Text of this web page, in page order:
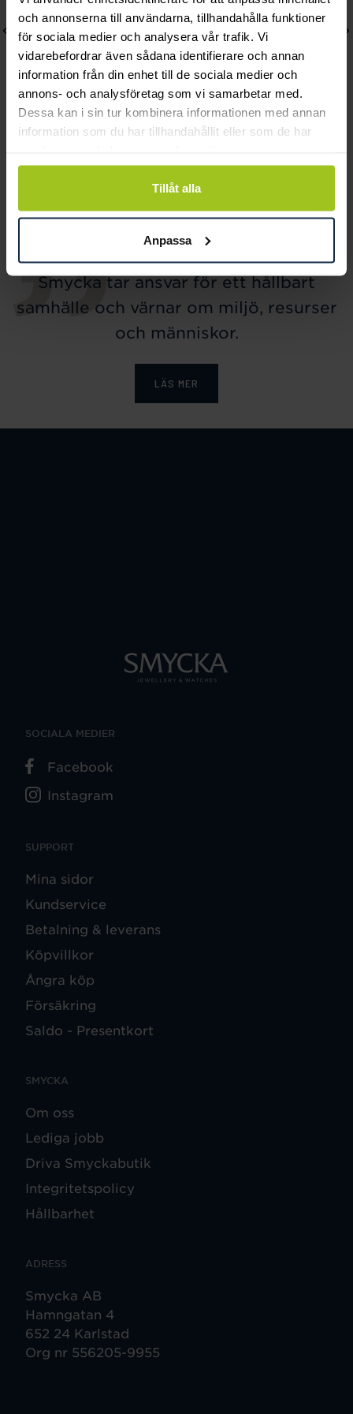
och annonserna till användarna, tillhandahålla funktioner
för sociala medier och analysera vår trafik. Vi
vidarebefordrar även sådana identifierare och annan
information från din enhet till de sociala medier och
annons- och analysföretag som vi samarbetar med.
Dessa kan i sin tur kombinera informationen med annan
information som du har tillhandahållit eller som de har
Tillåt alla
Anpassa
Efva Attling
A Piece Of My Heart
Efva Attling
Dots Ear
Pris
9 900 kr
Smycka tar ansvar för ett hållbart
samhälle och värnar om miljö, resurser
och människor.
LÄS MER
SUPPORT
Mina sidor
Kundservice
Betalning & leverans
Köpvillkor
Ångra köp
Försäkring
Saldo - Presentkort
SMYCKA
Om oss
Lediga jobb
Driva Smyckabutik
Integritetspolicy
Hållbarhet
ADRESS
Smycka AB
Hamngatan 4
652 24 Karlstad
Org nr 556205-9955
SOCIALA MEDIER
Facebook
Instagram